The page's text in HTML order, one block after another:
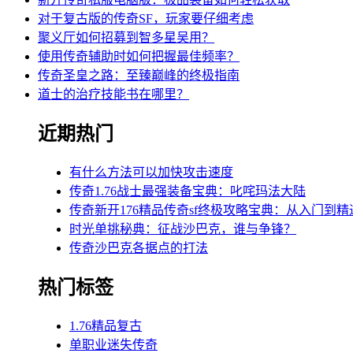
对于复古版的传奇SF，玩家要仔细考虑
聚义厅如何招募到智多星吴用？
使用传奇辅助时如何把握最佳频率？
传奇圣皇之路：至臻巅峰的终极指南
道士的治疗技能书在哪里？
近期热门
有什么方法可以加快攻击速度
传奇1.76战士最强装备宝典：叱咤玛法大陆
传奇新开176精品传奇sf终极攻略宝典：从入门到精
时光单挑秘典：征战沙巴克，谁与争锋？
传奇沙巴克各据点的打法
热门标签
1.76精品复古
单职业迷失传奇